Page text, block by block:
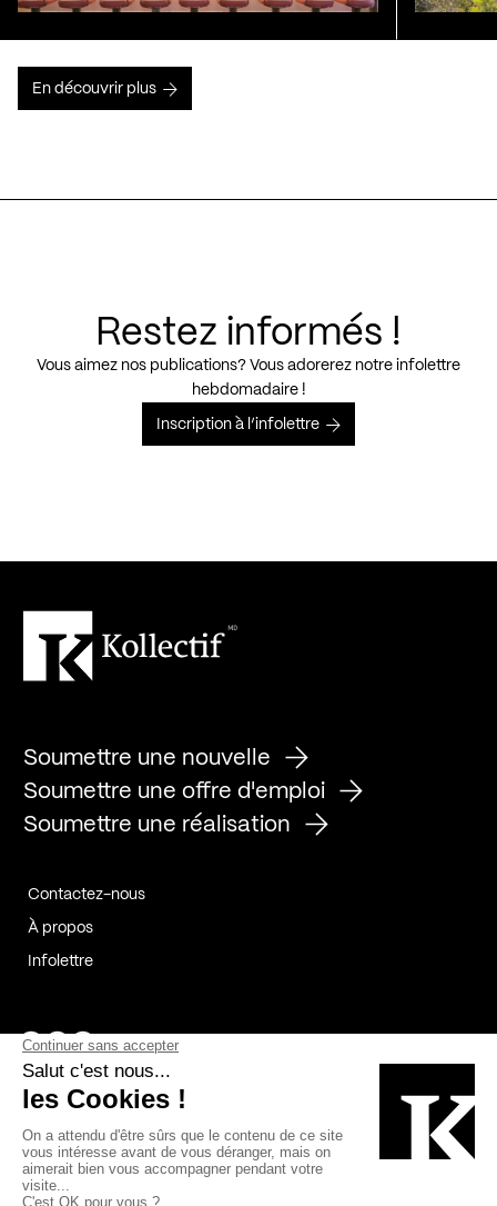
En découvrir plus
Restez informés !
Vous aimez nos publications? Vous adorerez notre infolettre
hebdomadaire !
Inscription à l’infolettre
Soumettre une nouvelle
Soumettre une offre d'emploi
Soumettre une réalisation
Contactez-nous
À propos
Infolettre
Page Facebook de Kollectif
Page Instagram de Kollectif
Page Linkedin de Kollectif